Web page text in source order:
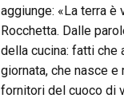
aggiunge: «La terra
Rocchetta. Dalle
della cucina: fatti che
giornata, che nasce
fornitori del cuoco di